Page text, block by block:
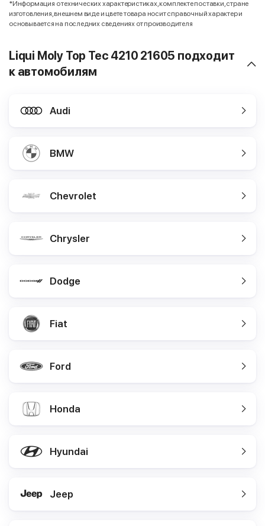
*Информация о технических характеристиках, комплекте поставки, стране
изготовления, внешнем виде и цвете товара носит справочный характер и
основывается на последних сведениях от производителя
Liqui Moly Top Tec 4210 21605 подходит
к автомобилям
Audi
BMW
Chevrolet
Chrysler
Dodge
Fiat
Ford
Honda
Hyundai
Jeep